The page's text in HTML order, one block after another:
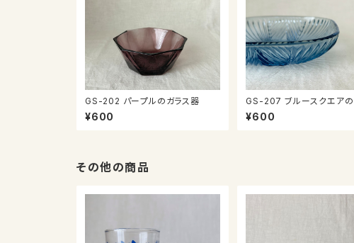
GS-202 パープルのガラス器
¥600
GS-207 ブルースクエアのガラス
器
¥600
その他の商品